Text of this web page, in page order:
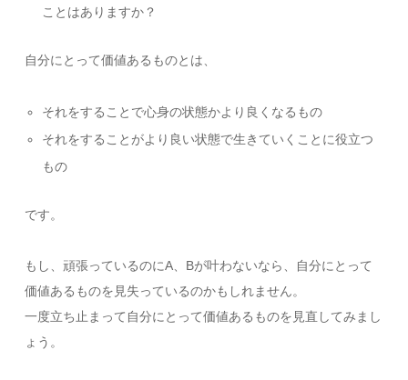
ことはありますか？
自分にとって価値あるものとは、
それをすることで心身の状態かより良くなるもの
それをすることがより良い状態で生きていくことに役立つ
もの
です。
もし、頑張っているのにA、Bが叶わないなら、自分にとって
価値あるものを見失っているのかもしれません。
一度立ち止まって自分にとって価値あるものを見直してみまし
ょう。